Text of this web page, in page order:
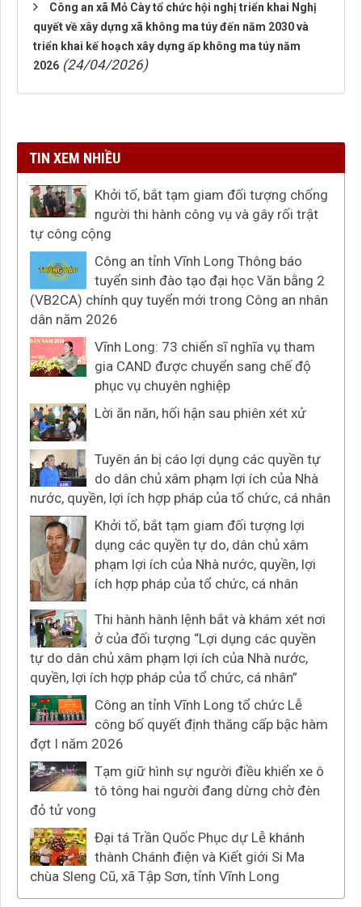
Công an xã Mỏ Cày tổ chức hội nghị triển khai Nghị
quyết về xây dựng xã không ma túy đến năm 2030 và
triển khai kế hoạch xây dựng ấp không ma túy năm
2026 (24/04/2026)
TIN XEM NHIỀU
Khởi tố, bắt tạm giam đối tượng chống
người thi hành công vụ và gây rối trật
tự công cộng
Công an tỉnh Vĩnh Long Thông báo
tuyển sinh đào tạo đại học Văn bằng 2
(VB2CA) chính quy tuyển mới trong Công an nhân
dân năm 2026
Vĩnh Long: 73 chiến sĩ nghĩa vụ tham
gia CAND được chuyển sang chế độ
phục vụ chuyên nghiệp
Lời ăn năn, hối hận sau phiên xét xử
Tuyên án bị cáo lợi dụng các quyền tự
do dân chủ xâm phạm lợi ích của Nhà
nước, quyền, lợi ích hợp pháp của tổ chức, cá nhân
Khởi tố, bắt tạm giam đối tượng lợi
dụng các quyền tự do, dân chủ xâm
phạm lợi ích của Nhà nước, quyền, lợi
ích hợp pháp của tổ chức, cá nhân
Thi hành hành lệnh bắt và khám xét nơi
ở của đối tượng “Lợi dụng các quyền
tự do dân chủ xâm phạm lợi ích của Nhà nước,
quyền, lợi ích hợp pháp của tổ chức, cá nhân”
Công an tỉnh Vĩnh Long tổ chức Lễ
công bố quyết định thăng cấp bậc hàm
đợt I năm 2026
Tạm giữ hình sự người điều khiển xe ô
tô tông hai người đang dừng chờ đèn
đỏ tử vong
Đại tá Trần Quốc Phục dự Lễ khánh
thành Chánh điện và Kiết giới Si Ma
chùa Sleng Cũ, xã Tập Sơn, tỉnh Vĩnh Long